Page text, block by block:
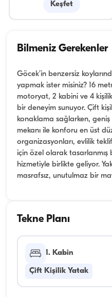
Keşfet
Bilmeniz Gerekenler
Göcek’in benzersiz
yapmak ister misiniz? 16
motoryat, 2 kabini ve 4
bir deneyim sunuyor. Çift
konaklama sağlarken, geniş
mekanı ile konforu en üst
organizasyonları, evlilik
için özel olarak
hizmetiyle birlikte geliyor.
masrafsız, unutulmaz bir
Tekne Planı
1. Kabin
Çift Kişilik Yatak